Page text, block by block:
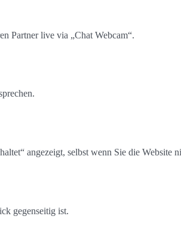
Partner live via „Chat Webcam“.
angezeigt, selbst wenn Sie die Website
gegenseitig ist.